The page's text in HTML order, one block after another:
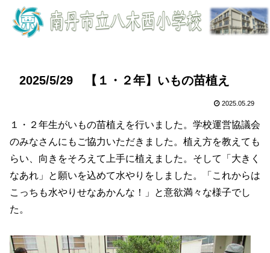
2025/5/29 【１・２年】いもの苗植え
2025.05.29
１・２年生がいもの苗植えを行いました。学校運営協議会
のみなさんにもご協力いただきました。植え方を教えても
らい、向きをそろえて上手に植えました。そして「大きく
なあれ」と願いを込めて水やりをしました。「これからは
こっちも水やりせなあかんな！」と意欲満々な様子でし
た。